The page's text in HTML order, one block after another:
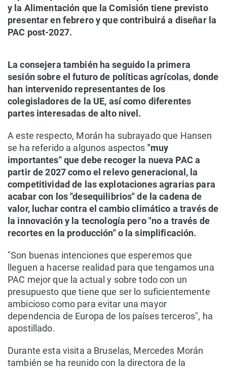
y la Alimentación que la Comisión tiene previsto
presentar en febrero y que contribuirá a diseñar la
PAC post-2027.
La consejera también ha seguido la primera
sesión sobre el futuro de políticas agrícolas, donde
han intervenido representantes de los
colegisladores de la UE, así como diferentes
partes interesadas de alto nivel.
A este respecto, Morán ha subrayado que Hansen
se ha referido a algunos aspectos "muy
importantes" que debe recoger la nueva PAC a
partir de 2027 como el relevo generacional, la
competitividad de las explotaciones agrarias para
acabar con los "desequilibrios" de la cadena de
valor, luchar contra el cambio climático a través de
la innovación y la tecnología pero "no a través de
recortes en la producción" o la simplificación.
"Son buenas intenciones que esperemos que
lleguen a hacerse realidad para que tengamos una
PAC mejor que la actual y sobre todo con un
presupuesto que tiene que ser lo suficientemente
ambicioso como para evitar una mayor
dependencia de Europa de los países terceros", ha
apostillado.
Durante esta visita a Bruselas, Mercedes Morán
también se ha reunido con la directora de la